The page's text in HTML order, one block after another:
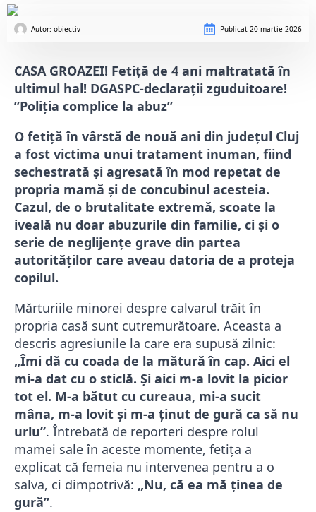
Autor: obiectiv Publicat 20 martie 2026
CASA GROAZEI! Fetiță de 4 ani maltratată în
ultimul hal! DGASPC-declarații zguduitoare!
”Poliția complice la abuz”
O fetiță în vârstă de nouă ani din județul Cluj
a fost victima unui tratament inuman, fiind
sechestrată și agresată în mod repetat de
propria mamă și de concubinul acesteia.
Cazul, de o brutalitate extremă, scoate la
iveală nu doar abuzurile din familie, ci și o
serie de neglijențe grave din partea
autorităților care aveau datoria de a proteja
copilul.
Mărturiile minorei despre calvarul trăit în
propria casă sunt cutremurătoare. Aceasta a
descris agresiunile la care era supusă zilnic:
„Îmi dă cu coada de la mătură în cap. Aici el
mi-a dat cu o sticlă. Şi aici m-a lovit la picior
tot el. M-a bătut cu cureaua, mi-a sucit
mâna, m-a lovit şi m-a ţinut de gură ca să nu
urlu”. Întrebată de reporteri despre rolul
mamei sale în aceste momente, fetița a
explicat că femeia nu intervenea pentru a o
salva, ci dimpotrivă: „Nu, că ea mă ţinea de
gură”.